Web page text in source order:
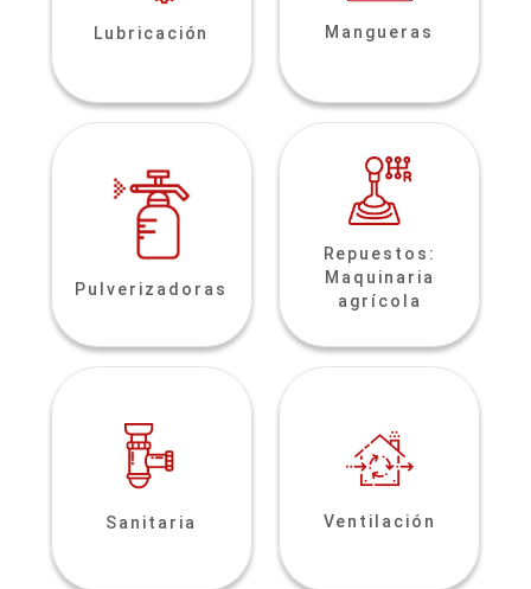
Lubricación Mangueras
Pulverizadoras
Repuestos:
Maquinaria
agrícola
Sanitaria Ventilación